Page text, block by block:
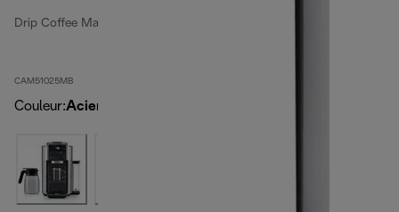
Drip Coffee Makers
CAM51025MB
Couleur:Acier inoxydable / noir